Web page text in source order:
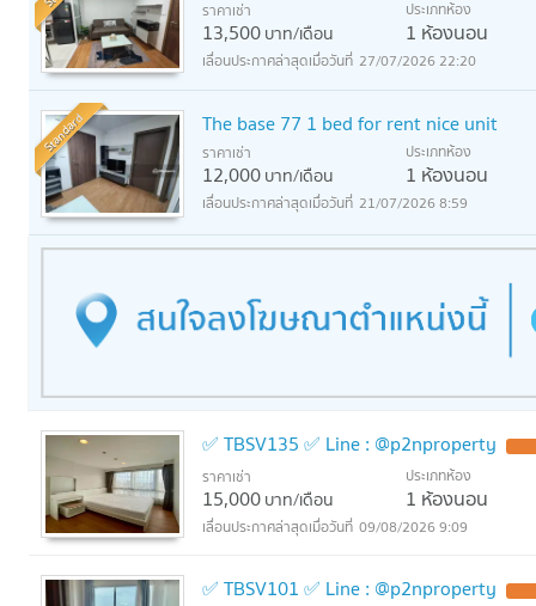
ราคาเช่า
13,500บาท/เดือน
ประเภทห้อง
1 ห้องนอน
27/07/2026 22:20
Standard The base 77 1 bed for rent nice unit
ราคาเช่า
12,000บาท/เดือน
ประเภทห้อง
1 ห้องนอน
21/07/2026 8:59
✅ TBSV135 ✅ Line : @p2nproperty
ราคาเช่า
15,000บาท/เดือน
ประเภทห้อง
1 ห้องนอน
09/08/2026 9:09
✅ TBSV101 ✅ Line : @p2nproperty